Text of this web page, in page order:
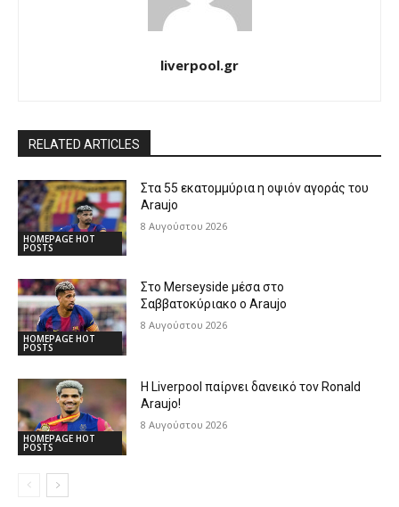
liverpool.gr
RELATED ARTICLES
HOMEPAGE HOT
POSTS
Στα 55 εκατομμύρια η οψιόν αγοράς του
Araujo
8 Αυγούστου 2026
HOMEPAGE HOT
POSTS
Στο Merseyside μέσα στο
Σαββατοκύριακο ο Araujo
8 Αυγούστου 2026
HOMEPAGE HOT
POSTS
Η Liverpool παίρνει δανεικό τον Ronald
Araujo!
8 Αυγούστου 2026